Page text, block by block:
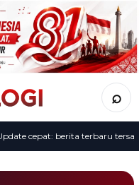
⌕
cepat: berita terbaru tersaji